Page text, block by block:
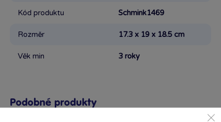
Kód produktu Schmink1469
Rozměr 17.3 x 19 x 18.5 cm
Věk min 3 roky
Podobné produkty